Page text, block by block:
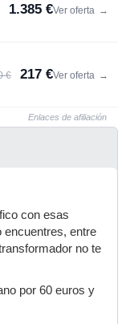
1.385 €Ver oferta →
€ 217 €Ver oferta →
Enlaces de afiliación
con esas
encuentres, entre
no te
por 60 euros y